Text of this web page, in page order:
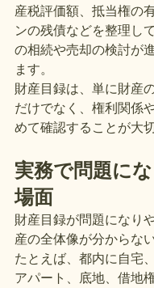
産税評価額、抵当権の
ンの残債などを整理し
の相続や売却の検討が
ます。
財産目録は、単に財産
だけでなく、権利関係
めて確認することが大切
実務で問題に
場面
財産目録が問題になり
産の全体像が分からな
たとえば、都内に自宅
アパート、底地、借地